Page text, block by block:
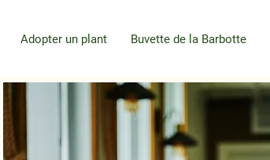
Adopter un plant Buvette de la Barbotte